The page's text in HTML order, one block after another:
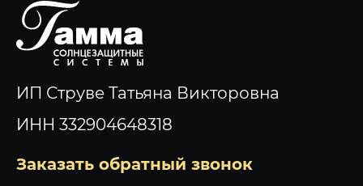
ИП Струве Татьяна Викторовна
ИНН 332904648318
Заказать обратный звонок